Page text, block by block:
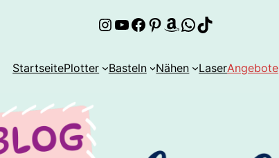
Instagram
YouTube
Facebook
Pinterest
Amazon
WhatsApp
TikTok
StartseitePlotter Basteln Nähen LaserAngebote